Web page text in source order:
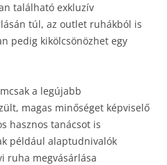
található exkluzív
túl, az outlet ruhákból is
pedig kikölcsönözhet egy
a legújabb
magas minőséget képviselő
hasznos tanácsot is
például alaptudnivalók
ruha megvásárlása